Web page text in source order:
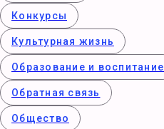
Конкурcы
Культурная жизнь
Образование и воспитание
Обратная связь
Общество